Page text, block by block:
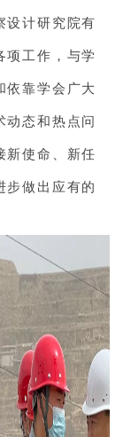
设计研究院有
项工作，与学
依靠学会广大
动态和热点问
新使命、新任
步做出应有的